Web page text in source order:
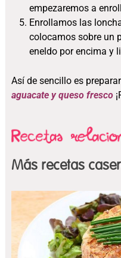
empezaremos a
Enrollamos las
colocamos sobre un
eneldo por encima y
Así de sencillo es
aguacate y queso fresco
Más recetas